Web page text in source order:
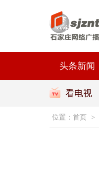
头条新闻
看电视
位置： 首页 >